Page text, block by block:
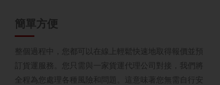
簡單方便
整個過程中，您都可以在線上輕鬆快速地取得報價並預
訂貨運服務。您只需與一家貨運代理公司對接，我們將
全程為您處理各種風險和問題。這意味著您無需自行安